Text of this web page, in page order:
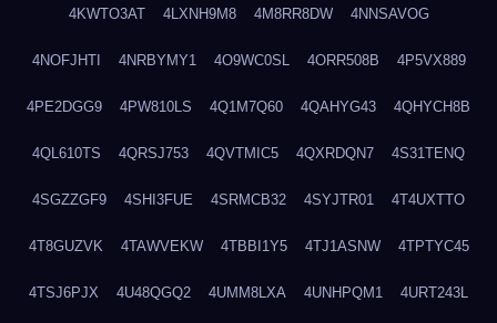
4KWTO3AT 4LXNH9M8 4M8RR8DW 4NNSAVOG
4NOFJHTI 4NRBYMY1 4O9WC0SL 4ORR508B 4P5VX889
4PE2DGG9 4PW810LS 4Q1M7Q60 4QAHYG43 4QHYCH8B
4QL610TS 4QRSJ753 4QVTMIC5 4QXRDQN7 4S31TENQ
4SGZZGF9 4SHI3FUE 4SRMCB32 4SYJTR01 4T4UXTTO
4T8GUZVK 4TAWVEKW 4TBBI1Y5 4TJ1ASNW 4TPTYC45
4TSJ6PJX 4U48QGQ2 4UMM8LXA 4UNHPQM1 4URT243L